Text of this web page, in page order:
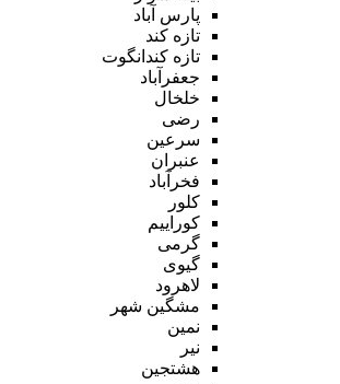
پارس آباد
تازه کند
تازه کندانگوت
جعفرآباد
خلخال
رضی
سرعین
عنبران
فخرآباد
کلور
کوراییم
گرمی
گیوی
لاهرود
مشگین شهر
نمین
نیر
هشتجین